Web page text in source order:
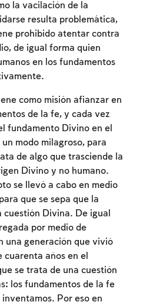
la vacilación de la
resulta problemática,
prohibido atentar contra
de igual forma quien
en los fundamentos
como misión afianzar en
de la fe, y cada vez
fundamento Divino en el
modo milagroso, para
de algo que trasciende la
Divino y no humano.
se llevó a cabo en medio
que se sepa que la
cuestión Divina. De igual
por medio de
una generación que vivió
años en el
se trata de una cuestión
los fundamentos de la fe
inventamos. Por eso en
requerida
debe conectarse
Conectarse